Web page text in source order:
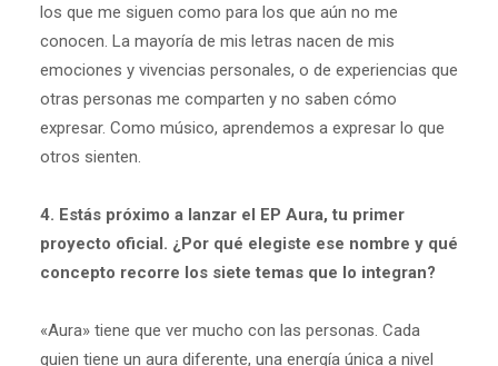
los que me siguen como para los que aún no me
conocen. La mayoría de mis letras nacen de mis
emociones y vivencias personales, o de experiencias que
otras personas me comparten y no saben cómo
expresar. Como músico, aprendemos a expresar lo que
otros sienten.
4. Estás próximo a lanzar el EP Aura, tu primer
proyecto oficial. ¿Por qué elegiste ese nombre y qué
concepto recorre los siete temas que lo integran?
«Aura» tiene que ver mucho con las personas. Cada
quien tiene un aura diferente, una energía única a nivel